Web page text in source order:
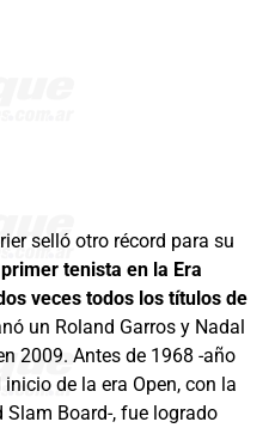
selló otro récord para su
tenista en la Era
veces todos los títulos de
un Roland Garros y Nadal
2009. Antes de 1968 -año
de la era Open, con la
Slam Board-, fue logrado